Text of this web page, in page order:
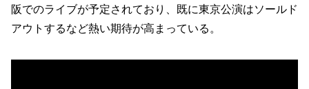
阪でのライブが予定されており、既に東京公演はソールド
アウトするなど熱い期待が高まっている。